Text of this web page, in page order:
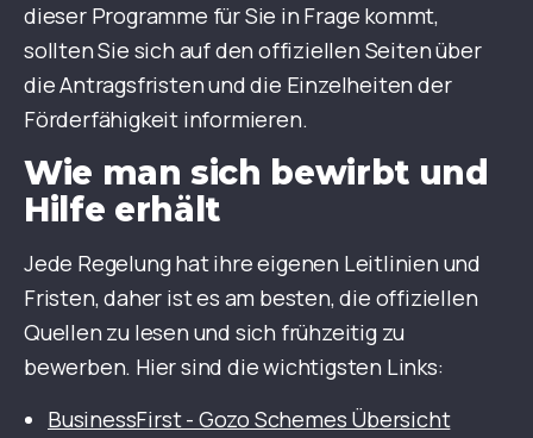
dieser Programme für Sie in Frage kommt,
sollten Sie sich auf den offiziellen Seiten über
die Antragsfristen und die Einzelheiten der
Förderfähigkeit informieren.
Wie man sich bewirbt und
Hilfe erhält
Jede Regelung hat ihre eigenen Leitlinien und
Fristen, daher ist es am besten, die offiziellen
Quellen zu lesen und sich frühzeitig zu
bewerben. Hier sind die wichtigsten Links:
BusinessFirst - Gozo Schemes Übersicht